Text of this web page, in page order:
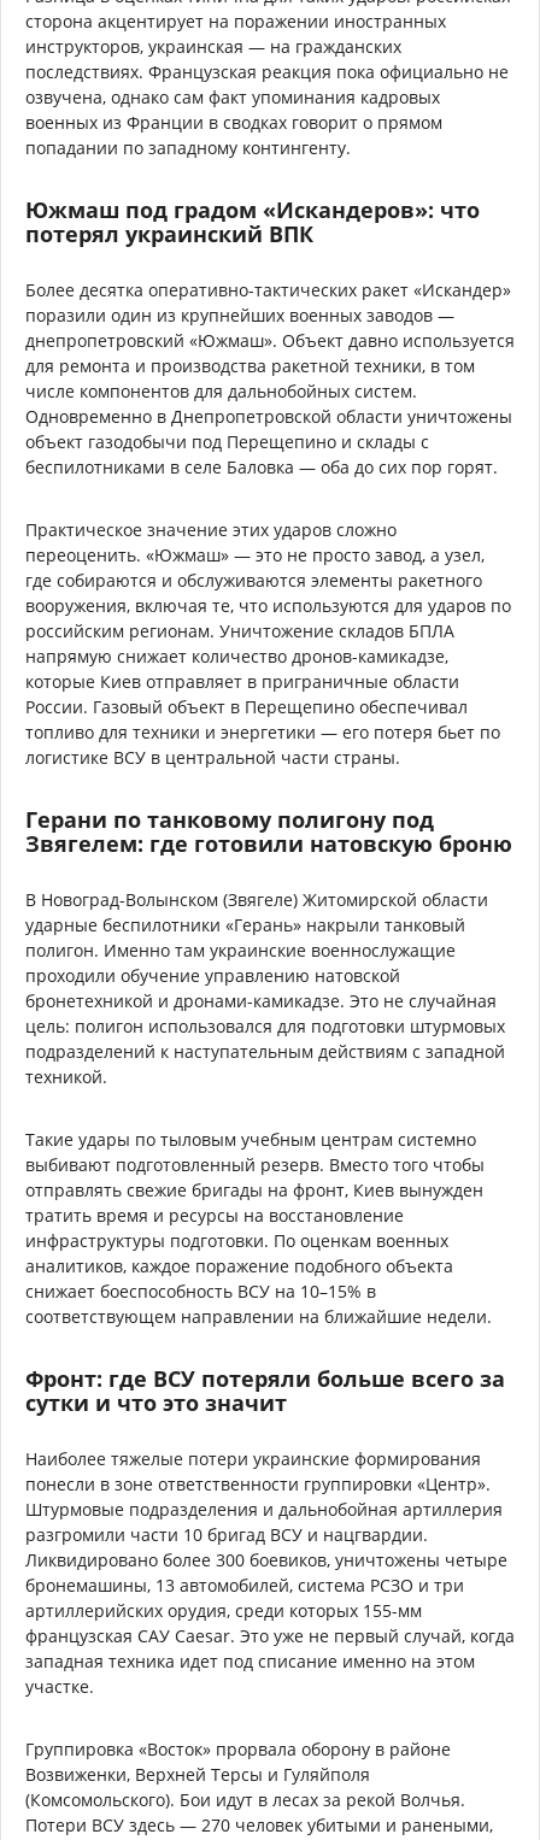
сторона акцентирует на поражении иностранных
инструкторов, украинская — на гражданских
последствиях. Французская реакция пока официально не
озвучена, однако сам факт упоминания кадровых
военных из Франции в сводках говорит о прямом
попадании по западному контингенту.
Южмаш под градом «Искандеров»: что
потерял украинский ВПК
Более десятка оперативно-тактических ракет «Искандер»
поразили один из крупнейших военных заводов —
днепропетровский «Южмаш». Объект давно используется
для ремонта и производства ракетной техники, в том
числе компонентов для дальнобойных систем.
Одновременно в Днепропетровской области уничтожены
объект газодобычи под Перещепино и склады с
беспилотниками в селе Баловка — оба до сих пор горят.
Практическое значение этих ударов сложно
переоценить. «Южмаш» — это не просто завод, а узел,
где собираются и обслуживаются элементы ракетного
вооружения, включая те, что используются для ударов по
российским регионам. Уничтожение складов БПЛА
напрямую снижает количество дронов-камикадзе,
которые Киев отправляет в приграничные области
России. Газовый объект в Перещепино обеспечивал
топливо для техники и энергетики — его потеря бьет по
логистике ВСУ в центральной части страны.
Герани по танковому полигону под
Звягелем: где готовили натовскую броню
В Новоград-Волынском (Звягеле) Житомирской области
ударные беспилотники «Герань» накрыли танковый
полигон. Именно там украинские военнослужащие
проходили обучение управлению натовской
бронетехникой и дронами-камикадзе. Это не случайная
цель: полигон использовался для подготовки штурмовых
подразделений к наступательным действиям с западной
техникой.
Такие удары по тыловым учебным центрам системно
выбивают подготовленный резерв. Вместо того чтобы
отправлять свежие бригады на фронт, Киев вынужден
тратить время и ресурсы на восстановление
инфраструктуры подготовки. По оценкам военных
аналитиков, каждое поражение подобного объекта
снижает боеспособность ВСУ на 10–15% в
соответствующем направлении на ближайшие недели.
Фронт: где ВСУ потеряли больше всего за
сутки и что это значит
Наиболее тяжелые потери украинские формирования
понесли в зоне ответственности группировки «Центр».
Штурмовые подразделения и дальнобойная артиллерия
разгромили части 10 бригад ВСУ и нацгвардии.
Ликвидировано более 300 боевиков, уничтожены четыре
бронемашины, 13 автомобилей, система РСЗО и три
артиллерийских орудия, среди которых 155-мм
французская САУ Caesar. Это уже не первый случай, когда
западная техника идет под списание именно на этом
участке.
Группировка «Восток» прорвала оборону в районе
Возвиженки, Верхней Терсы и Гуляйполя
(Комсомольского). Бои идут в лесах за рекой Волчья.
Потери ВСУ здесь — 270 человек убитыми и ранеными,